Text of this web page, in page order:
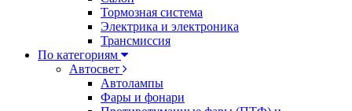
Тормозная система
Электрика и электроника
Трансмиссия
По категориям
Автосвет
Автолампы
Фары и фонари